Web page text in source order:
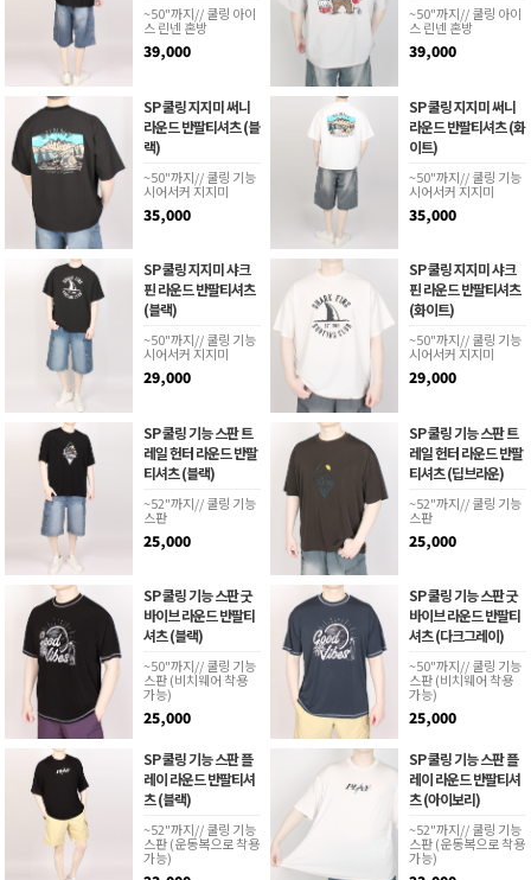
~50"까지// 쿨링 아이
스 린넨 혼방
39,000
~50"까지// 쿨링 아이
스 린넨 혼방
39,000
SP 쿨링 지지미 써니
라운드 반팔티셔츠 (블
랙)
~50"까지// 쿨링 기능
시어서커 지지미
35,000
SP 쿨링 지지미 써니
라운드 반팔티셔츠 (화
이트)
~50"까지// 쿨링 기능
시어서커 지지미
35,000
SP 쿨링 지지미 샤크
핀 라운드 반팔티셔츠
(블랙)
~50"까지// 쿨링 기능
시어서커 지지미
29,000
SP 쿨링 지지미 샤크
핀 라운드 반팔티셔츠
(화이트)
~50"까지// 쿨링 기능
시어서커 지지미
29,000
SP 쿨링 기능 스판 트
레일 헌터 라운드 반팔
티셔츠 (블랙)
~52"까지// 쿨링 기능
스판
25,000
SP 쿨링 기능 스판 트
레일 헌터 라운드 반팔
티셔츠 (딥브라운)
~52"까지// 쿨링 기능
스판
25,000
SP 쿨링 기능 스판 굿
바이브 라운드 반팔티
셔츠 (블랙)
~50"까지// 쿨링 기능
스판 (비치웨어 착용
가능)
25,000
SP 쿨링 기능 스판 굿
바이브 라운드 반팔티
셔츠 (다크그레이)
~50"까지// 쿨링 기능
스판 (비치웨어 착용
가능)
25,000
SP 쿨링 기능 스판 플
레이 라운드 반팔티셔
츠 (블랙)
~52"까지// 쿨링 기능
스판 (운동복으로 착용
가능)
SP 쿨링 기능 스판 플
레이 라운드 반팔티셔
츠 (아이보리)
~52"까지// 쿨링 기능
스판 (운동복으로 착용
가능)